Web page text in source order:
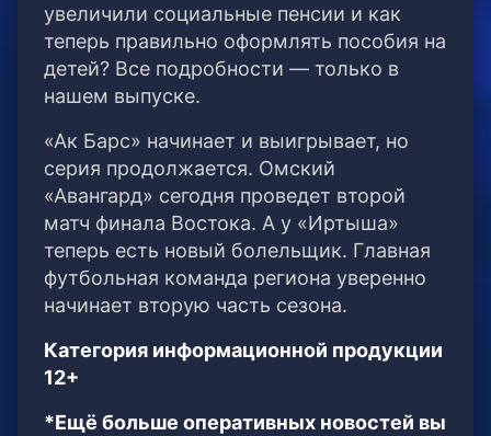
увеличили социальные пенсии и как
теперь правильно оформлять пособия на
детей? Все подробности — только в
нашем выпуске.
«Ак Барс» начинает и выигрывает, но
серия продолжается. Омский
«Авангард» сегодня проведет второй
матч финала Востока. А у «Иртыша»
теперь есть новый болельщик. Главная
футбольная команда региона уверенно
начинает вторую часть сезона.
Категория информационной продукции
12+
*Ещё больше оперативных новостей вы